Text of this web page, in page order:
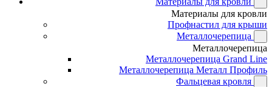
Материалы для кровли
Профнастил для крыши
Металлочерепица
Металлочерепица
Металлочерепица Grand Line
Металлочерепица Металл Профиль
Фальцевая кровля